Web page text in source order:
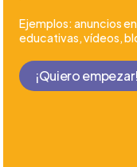
Ejemplos: anuncios
educativas, vídeos,
¡Quiero empezar!